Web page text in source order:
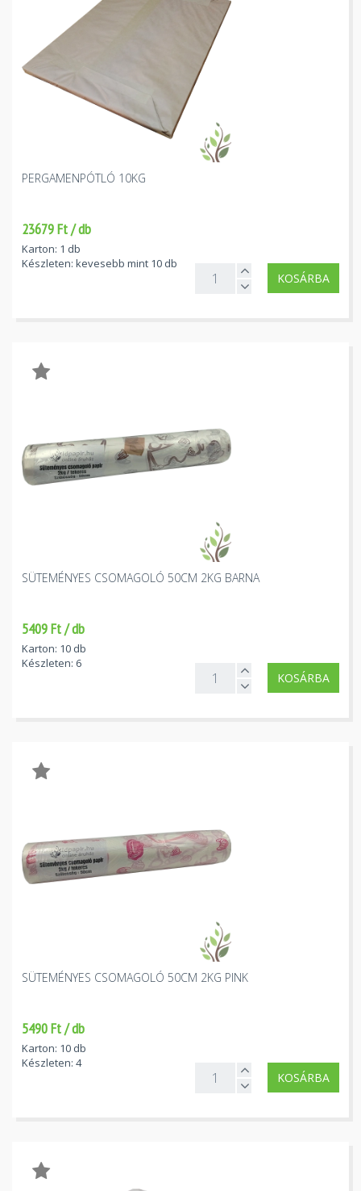
PERGAMENPÓTLÓ 10KG
23679 Ft / db
Karton: 1 db
Készleten: kevesebb mint 10 db
KOSÁRBA
SÜTEMÉNYES CSOMAGOLÓ 50CM 2KG BARNA
5409 Ft / db
Karton: 10 db
Készleten: 6
KOSÁRBA
SÜTEMÉNYES CSOMAGOLÓ 50CM 2KG PINK
5490 Ft / db
Karton: 10 db
Készleten: 4
KOSÁRBA